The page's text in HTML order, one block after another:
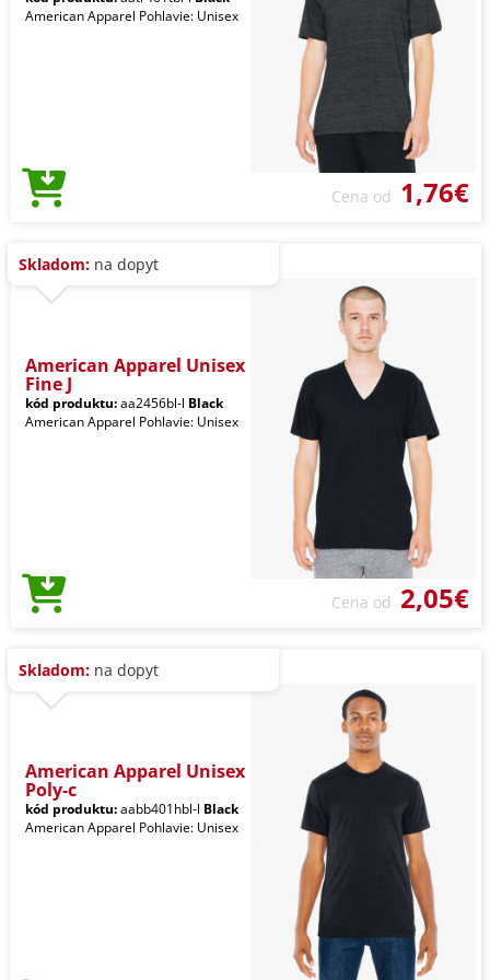
American Apparel Pohlavie: Unisex
Cena od 1,76€
Skladom: na dopyt
American Apparel Unisex
Fine J
kód produktu:aa2456bl-l Black
American Apparel Pohlavie: Unisex
Cena od 2,05€
Skladom: na dopyt
American Apparel Unisex
Poly-c
kód produktu:aabb401hbl-l Black
American Apparel Pohlavie: Unisex